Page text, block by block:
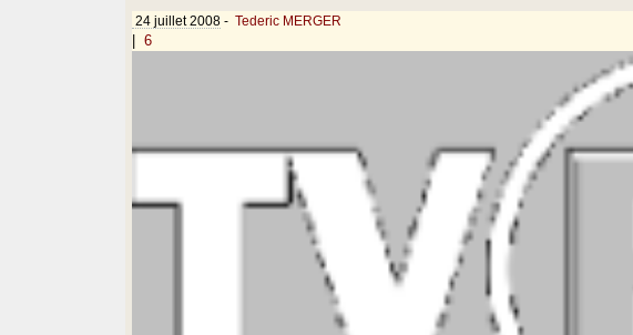
24 juillet 2008 - Tederic MERGER
6